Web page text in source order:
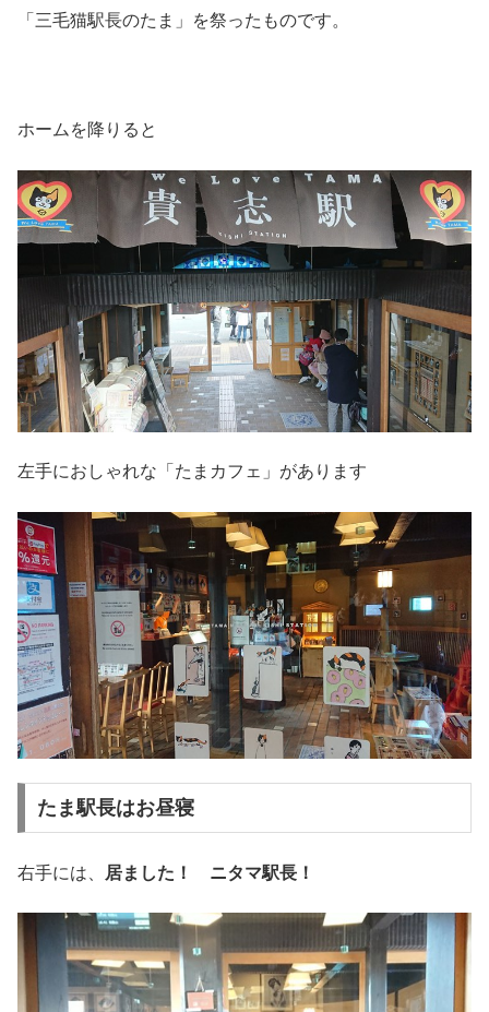
「三毛猫駅長のたま」を祭ったものです。
ホームを降りると
左手におしゃれな「たまカフェ」があります
たま駅長はお昼寝
右手には、 居ました！ ニタマ駅長！